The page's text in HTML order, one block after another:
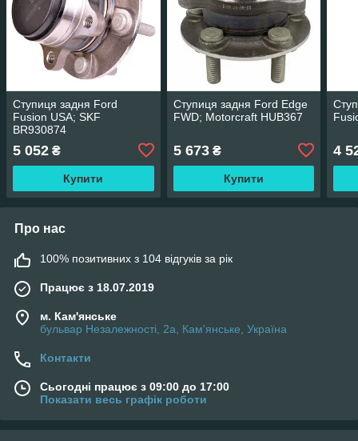
Ступиця задня Ford
Fusion USA; SKF
BR930874
5 052 ₴
Купити
Ступиця задня Ford Edge
FWD; Motorcraft HUB367
5 673₴
Купити
4
Про нас
100% позитивних з 104 відгуків за рік
Працює з 18.07.2019
м. Кам'янське
бульвар Незалежності, 2а, Кам'янське, Україна
Контакти
Сьогодні працює з 09:00 до 17:00
Показати весь графік роботи